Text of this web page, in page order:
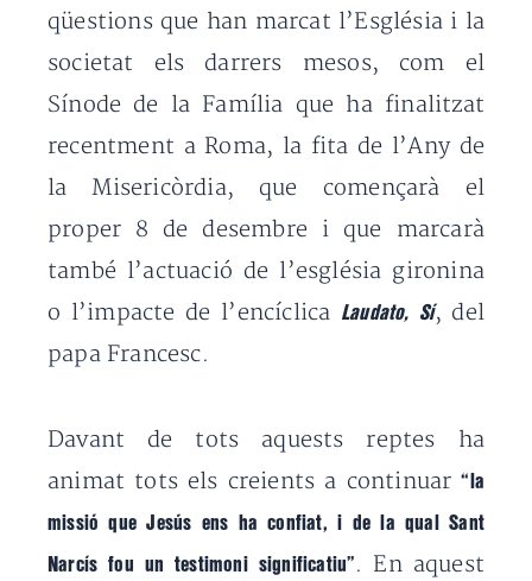
qüestions que han marcat l’Església i la
societat els darrers mesos, com el
Sínode de la Família que ha finalitzat
recentment a Roma, la fita de l’Any de
la Misericòrdia, que començarà el
proper 8 de desembre i que marcarà
també l’actuació de l’església gironina
o l’impacte de l’encíclica
Laudato, Sí, del
papa Francesc.
Davant de tots aquests reptes ha
animat tots els creients a continuar“la
missió que Jesús ens ha confiat, i de la qual Sant
Narcís fou un testimoni significatiu” . En aquest